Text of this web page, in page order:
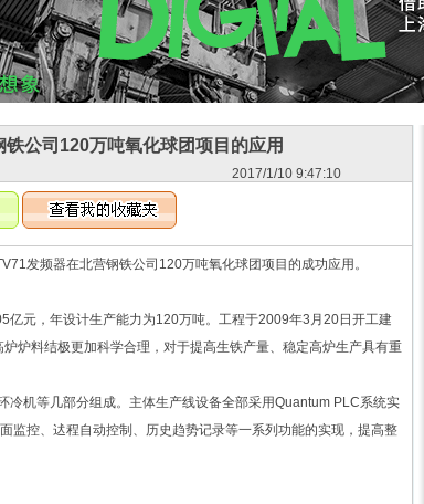
公司120万吨氧化球团项目的应用
2017/1/10 9:47:10
发频器在北营钢铁公司120万吨氧化球团项目的成功应用。
元，年设计生产能力为120万吨。工程于2009年3月20日开工建
炉料结极更加科学合理，对于提高生铁产量、稳定高炉生产具有重
机等几部分组成。主体生产线设备全部采用Quantum PLC系统实
监控、迖程自动控制、历史趋势记录等一系列功能的实现，提高整